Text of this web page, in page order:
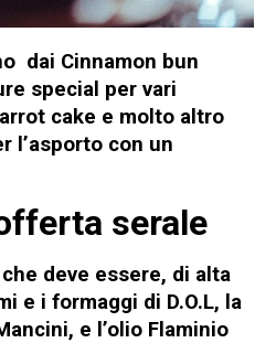
dai Cinnamon bun
special per vari
cake e molto altro
l’asporto con un
serale
deve essere, di alta
e i formaggi di D.O.L, la
e l’olio Flaminio